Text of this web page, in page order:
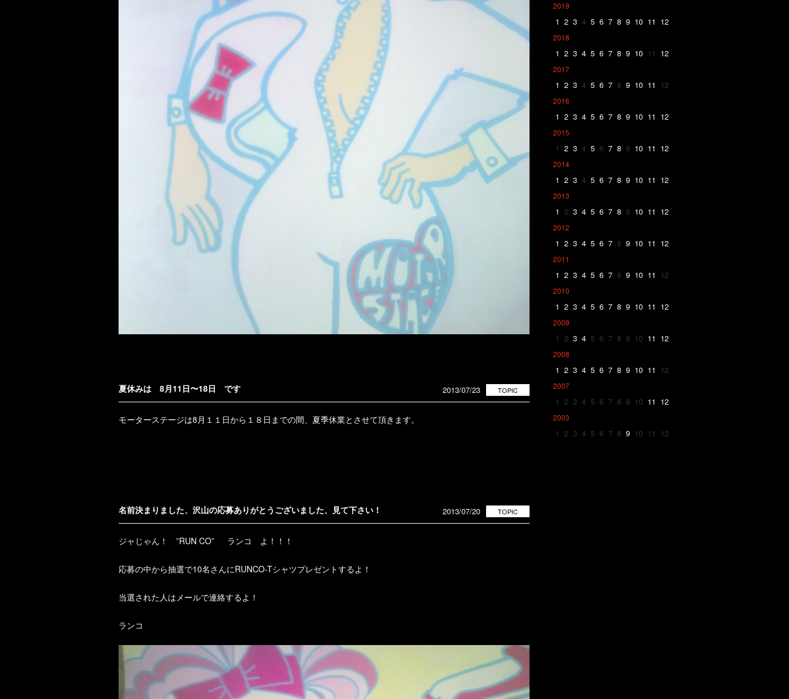
夏休みは 8月11日〜18日 です TOPIC
2013/07/23
モーターステージは8月１１日から１８日までの間、夏季休業とさせて頂きます。
名前決まりました、沢山の応募ありがとうございました、見て下さい！ TOPIC
2013/07/20
ジャじゃん！ ”RUN CO” ランコ よ！！！
応募の中から抽選で10名さんにRUNCO-Tシャツプレゼントするよ！
当選された人はメールで連絡するよ！
ランコ
2019
1 2 3 4 5 6 7 8 9 10 11 12
2018
1 2 3 4 5 6 7 8 9 10 11 12
2017
1 2 3 4 5 6 7 8 9 10 11 12
2016
1 2 3 4 5 6 7 8 9 10 11 12
2015
1 2 3 4 5 6 7 8 9 10 11 12
2014
1 2 3 4 5 6 7 8 9 10 11 12
2013
1 2 3 4 5 6 7 8 9 10 11 12
2012
1 2 3 4 5 6 7 8 9 10 11 12
2011
1 2 3 4 5 6 7 8 9 10 11 12
2010
1 2 3 4 5 6 7 8 9 10 11 12
2009
1 2 3 4 5 6 7 8 9 10 11 12
2008
1 2 3 4 5 6 7 8 9 10 11 12
2007
1 2 3 4 5 6 7 8 9 10 11 12
2003
1 2 3 4 5 6 7 8 9 10 11 12